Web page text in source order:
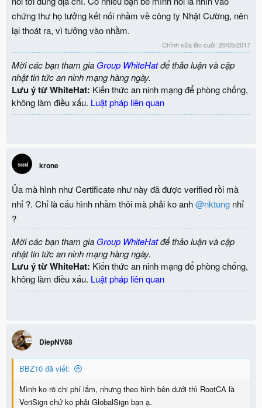
chứng thư họ tưởng kết nối nhầm về công ty Nhật Cường, nên
lại thoát ra, vì tưởng vào nhầm.
Chỉnh sửa lần cuối: 20/05/2017
Mời các bạn tham gia Group WhiteHatđể thảo luận và cập
nhật tin tức an ninh mạng hàng ngày.
Lưu ý từ WhiteHat: Kiến thức an ninh mạng để phòng chống,
không làm điều xấu. Luật pháp liên quan
krone
Ủa mà hình như Certificate như này đã được verified rồi mà
nhỉ ?. Chỉ là cấu hình nhầm thôi mà phải ko anh@nktung nhỉ
?
Mời các bạn tham gia Group WhiteHatđể thảo luận và cập
nhật tin tức an ninh mạng hàng ngày.
Lưu ý từ WhiteHat: Kiến thức an ninh mạng để phòng chống,
không làm điều xấu. Luật pháp liên quan
DiepNV88
BBZ10 đã viết:
Mình ko rõ chi phí lắm, nhưng theo hình bên dưới thì RootCA là
VeriSign chứ ko phải GlobalSign bạn ạ.